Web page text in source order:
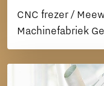
CNC frezer /
Machinefabriek